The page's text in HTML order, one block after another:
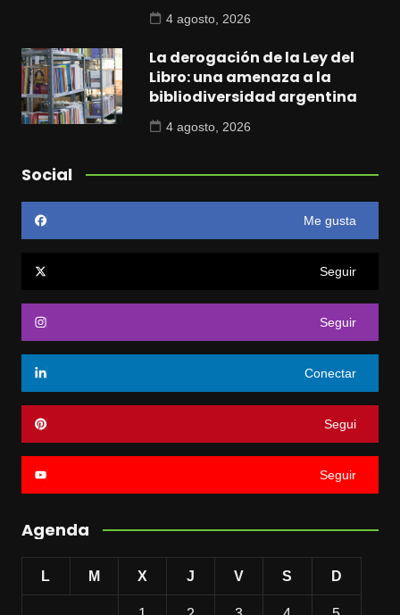
4 agosto, 2026
La derogación de la Ley del
Libro: una amenaza a la
bibliodiversidad argentina
4 agosto, 2026
Social
Me gusta
Seguir
Seguir
Conectar
Segui
Seguir
Agenda
L M X J V S D